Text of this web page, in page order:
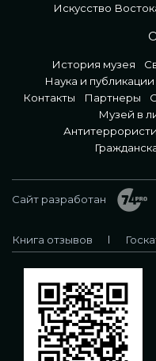
Искусство
История музея
Наука и публикации
Контакты
Партнеры
Музей в
Сайт разработан
Книга отзывов